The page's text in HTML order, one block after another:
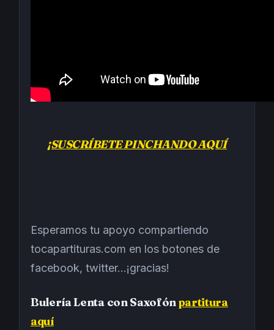
¡SUSCRÍBETE PINCHANDO AQUÍ
Esperamos tu apoyo compartiendo
tocapartituras.com en los botones de
facebook, twitter...¡gracias!
Bulería Lenta con Saxofónpartitura
aquí